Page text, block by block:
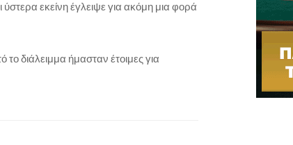
εκείνη έγλειψε για ακόμη μια φορά
διάλειμμα ήμασταν έτοιμες για